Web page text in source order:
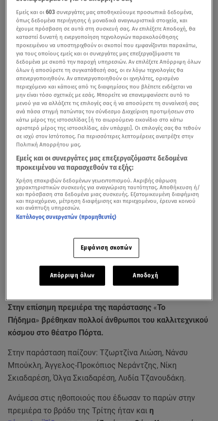
Στην επίσημη πρεμιέρα της παράστασης «Το
Πήδημα» βρέθηκαν πολλοί άνθρωποι του καλλιτεχνικού
κόσμου στο θέατρο Πόρτα.
Στην παράσταση παίζουν: Τζωρτζίνα Λιώση, Νάνσυ
Μπούκλη, Άγγελος-Προκόπιος Νεράντζης, Νίκη
Σκιαδαρέση, Όλγα Σκιαδαρέση, Λυδία Τζανουδάκη.
Ανάμεσα στις ηθοποιούς που έδωσαν το παρών στην
πρεμιέρα το βράδυ της Τρίτης ήταν και η
Εμείς και οι603 συνεργάτες μας αποθηκεύουμε προσωπικά δεδομένα,
όπως δεδομένα περιήγησης ή μοναδικά αναγνωριστικά στοιχεία, και
έχουμε πρόσβαση σε αυτά στη συσκευή σας. Αν επιλέξετε Αποδοχή, θα
καταστεί δυνατή η ενεργοποίηση τεχνολογιών παρακολούθησης
προκειμένου να υποστηριχθούν οι σκοποί που εμφανίζονται παρακάτω,
για τους οποίους εμείς και οι συνεργάτες μας επεξεργαζόμαστε τα
δεδομένα με σκοπό την παροχή υπηρεσιών. Αν επιλέξετε Απόρριψη όλων
όλων ή αποσύρετε τη συγκατάθεσή σας, οι εν λόγω τεχνολογίες θα
απενεργοποιηθούν. Αν απενεργοποιηθούν οι ιχνηλάτες, ορισμένο
περιεχόμενο και κάποιες από τις διαφημίσεις που βλέπετε ενδέχεται να
μην είναι τόσο σχετικές με εσάς. Μπορείτε να επανεμφανίσετε αυτό το
μενού για να αλλάξετε τις επιλογές σας ή να αποσύρετε τη συναίνεσή σας
ανά πάσα στιγμή πατώντας τον σύνδεσμο Διαχείριση προτιμήσεων στο
κάτω μέρος της ιστοσελίδας [ή το αιωρούμενο εικονίδιο στο κάτω
αριστερό μέρος της ιστοσελίδας, εάν υπάρχει]. Οι επιλογές σας θα τεθούν
σε ισχύ στον Ιστότοπος. Για περισσότερες λεπτομέρειες ανατρέξτε στην
Πολιτική Απορρήτου μας.
Εμείς και οι συνεργάτες μας επεξεργαζόμαστε δεδομένα
προκειμένου να παρασχεθούν τα εξής:
Χρήση επακριβών δεδομένων γεωεντοπισμού. Ακριβής σάρωση
χαρακτηριστικών συσκευής για αναγνώριση ταυτότητας. Αποθήκευση ή/
και πρόσβαση στα δεδομένα μιας συσκευής. Εξατομικευμένη διαφήμιση
και περιεχόμενο, μέτρηση διαφήμισης και περιεχομένου, έρευνα κοινού
και ανάπτυξη υπηρεσιών.
Κατάλογος συνεργατών (προμηθευτές)
Εμφάνιση σκοπών
Απόρριψη όλων Αποδοχή